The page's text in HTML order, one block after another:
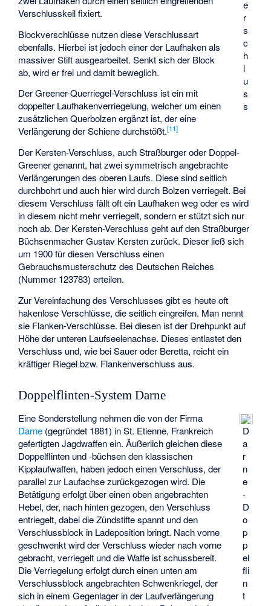
e
r
s
c
h
l
u
s
s
Verschlusskeil fixiert.
Blockverschlüsse nutzen diese Verschlussart
ebenfalls. Hierbei ist jedoch einer der Laufhaken als
massiver Stift ausgearbeitet. Senkt sich der Block
ab, wird er frei und damit beweglich.
Der Greener-Querriegel-Verschluss ist ein mit
doppelter Laufhakenverriegelung, welcher um einen
zusätzlichen Querbolzen ergänzt ist, der eine
Verlängerung der Schiene durchstößt.[11]
Der Kersten-Verschluss, auch Straßburger oder Doppel-
Greener genannt, hat zwei symmetrisch angebrachte
Verlängerungen des oberen Laufs. Diese sind seitlich
durchbohrt und auch hier wird durch Bolzen verriegelt. Bei
diesem Verschluss fällt oft ein Laufhaken weg oder es wird
in diesem nicht mehr verriegelt, sondern er stützt sich nur
noch ab. Der Kersten-Verschluss geht auf den Straßburger
Büchsenmacher Gustav Kersten zurück. Dieser ließ sich
um 1900 für diesen Verschluss einen
Gebrauchsmusterschutz des Deutschen Reiches
(Nummer 123783) erteilen.
Zur Vereinfachung des Verschlusses gibt es heute oft
hakenlose Verschlüsse, die seitlich eingreifen. Man nennt
sie Flanken-Verschlüsse. Bei diesen ist der Drehpunkt auf
Höhe der unteren Laufseelenachse. Dieses entlastet den
Verschluss und, wie bei Sauer oder Beretta, reicht ein
kräftiger Riegel bzw. Flankenverschluss aus.
Doppelflinten-System Darne
D
a
r
n
e
-
D
o
p
p
el
fli
n
t
Eine Sonderstellung nehmen die von der Firma
Darne (gegründet 1881) in St. Etienne, Frankreich
gefertigten Jagdwaffen ein. Äußerlich gleichen diese
Doppelflinten und -büchsen den klassischen
Kipplaufwaffen, haben jedoch einen Verschluss, der
parallel zur Laufachse zurückgezogen wird. Die
Betätigung erfolgt über einen oben angebrachten
Hebel, der, nach hinten gezogen, den Verschluss
entriegelt, dabei die Zündstifte spannt und den
Verschlussblock in Ladeposition bringt. Nach vorne
geschwenkt wird der Verschluss wieder nach vorne
gebracht, verriegelt und die Waffe ist schussbereit.
Die Verriegelung erfolgt durch einen unten am
Verschlussblock angebrachten Schwenkriegel, der
sich in einem Gegenlager in der Laufverlängerung